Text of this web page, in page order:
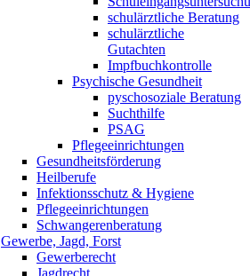
schulärztliche Beratung
schulärztliche
Gutachten
Impfbuchkontrolle
Psychische Gesundheit
pyschosoziale Beratung
Suchthilfe
PSAG
Pflegeeinrichtungen
Gesundheitsförderung
Heilberufe
Infektionsschutz & Hygiene
Pflegeeinrichtungen
Schwangerenberatung
Gewerbe, Jagd, Forst
Gewerberecht
Jagdrecht